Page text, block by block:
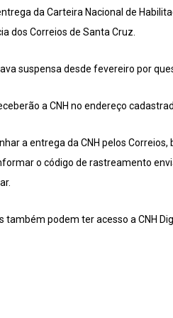
da Carteira Nacional de
dos Correios de Santa Cruz.
suspensa desde fevereiro por
a CNH no endereço
a entrega da CNH pelos
o código de rastreamento
também podem ter acesso a CNH